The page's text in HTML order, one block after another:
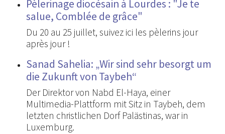
Pèlerinage diocésain à Lourdes : "Je te
salue, Comblée de grâce"
Du 20 au 25 juillet, suivez ici les pèlerins jour
après jour !
Sanad Sahelia: „Wir sind sehr besorgt um
die Zukunft von Taybeh“
Der Direktor von Nabd El-Haya, einer
Multimedia-Plattform mit Sitz in Taybeh, dem
letzten christlichen Dorf Palästinas, war in
Luxemburg.